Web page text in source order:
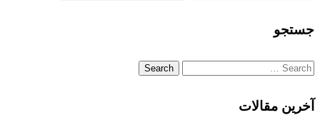
جستجو
Search
آخرین مقالات